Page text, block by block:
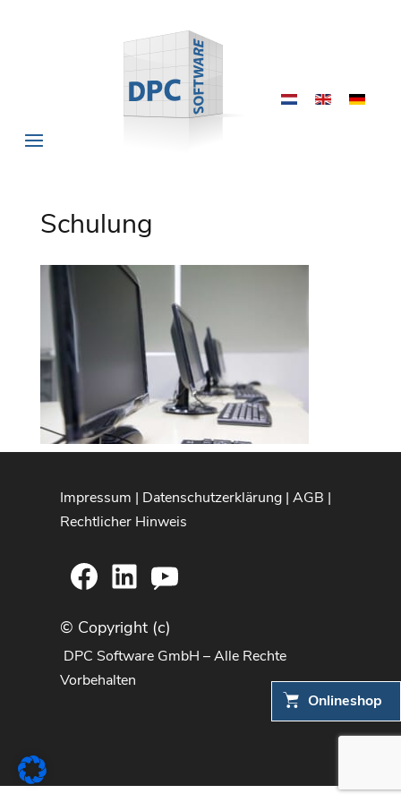
Onlineshop
Schulung
Impressum | Datenschutzerklärung |AGB |
Rechtlicher Hinweis
Facebook
LinkedIn
YouTube
© Copyright (c)
DPC Software GmbH – Alle Rechte
Vorbehalten